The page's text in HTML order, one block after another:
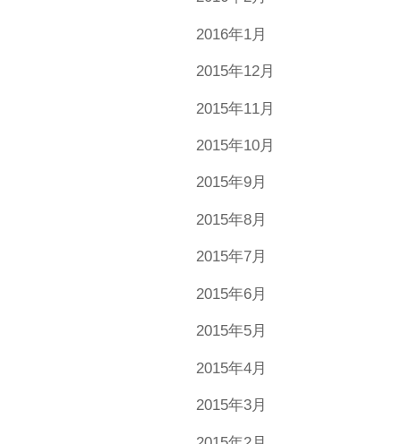
2016年1月
2015年12月
2015年11月
2015年10月
2015年9月
2015年8月
2015年7月
2015年6月
2015年5月
2015年4月
2015年3月